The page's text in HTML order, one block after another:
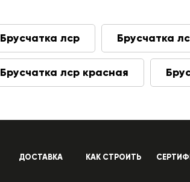
Брусчатка лср Брусчатка
Брусчатка лср красная
ДОСТАВКА КАК СТРОИТЬ